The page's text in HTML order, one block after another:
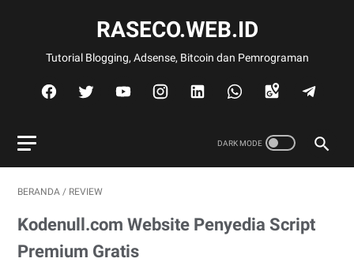
RASECO.WEB.ID
Tutorial Blogging, Adsense, Bitcoin dan Pemrograman
BERANDA / REVIEW
Kodenull.com Website Penyedia Script
Premium Gratis